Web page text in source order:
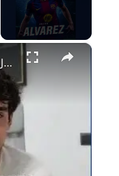
×
EL RESPETO DE AJAX AL FCB